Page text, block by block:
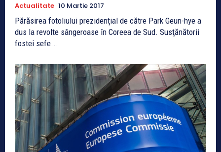
Actualitate 10 Martie 2017
Părăsirea fotoliului prezidenţial de către Park Geun-hye a
dus la revolte sângeroase în Coreea de Sud. Susţănătorii
fostei sefe...